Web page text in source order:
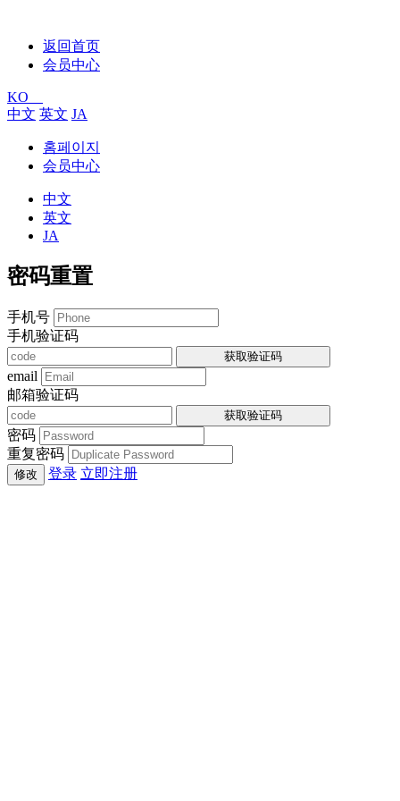
返回首页
会员中心
KO
中文 英文 JA
홈페이지
会员中心
中文
英文
JA
密码重置
手机号
手机验证码
获取验证码
email
邮箱验证码
获取验证码
密码
重复密码
修改 登录 立即注册